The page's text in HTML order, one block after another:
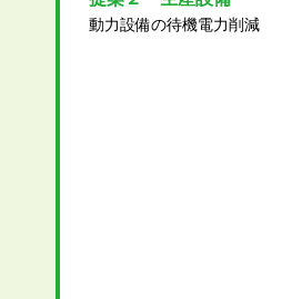
動力設備の待機電力削減